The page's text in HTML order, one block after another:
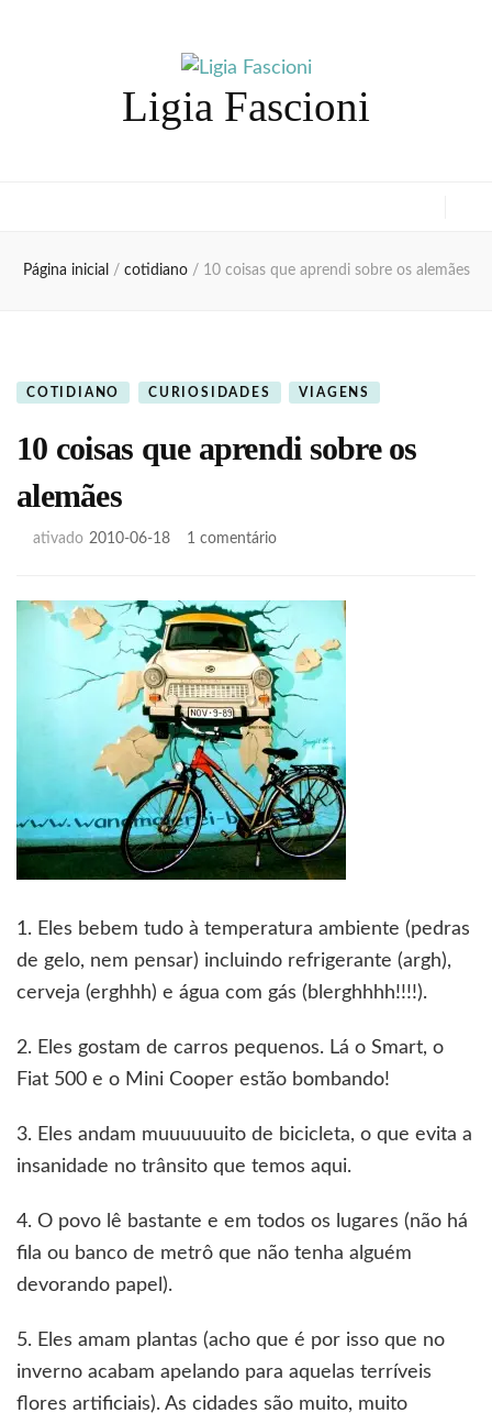
Ligia Fascioni
Página inicial / cotidiano / 10 coisas que aprendi sobre os alemães
COTIDIANO CURIOSIDADES VIAGENS
10 coisas que aprendi sobre os
alemães
ativado 2010-06-18 1 comentárioem
que
aprendi
sobre
os
alemães
1. Eles bebem tudo à temperatura ambiente (pedras
de gelo, nem pensar) incluindo refrigerante (argh),
cerveja (erghhh) e água com gás (blerghhhh!!!!).
2. Eles gostam de carros pequenos. Lá o Smart, o
Fiat 500 e o Mini Cooper estão bombando!
3. Eles andam muuuuuuito de bicicleta, o que evita a
insanidade no trânsito que temos aqui.
4. O povo lê bastante e em todos os lugares (não há
fila ou banco de metrô que não tenha alguém
devorando papel).
5. Eles amam plantas (acho que é por isso que no
inverno acabam apelando para aquelas terríveis
flores artificiais). As cidades são muito, muito